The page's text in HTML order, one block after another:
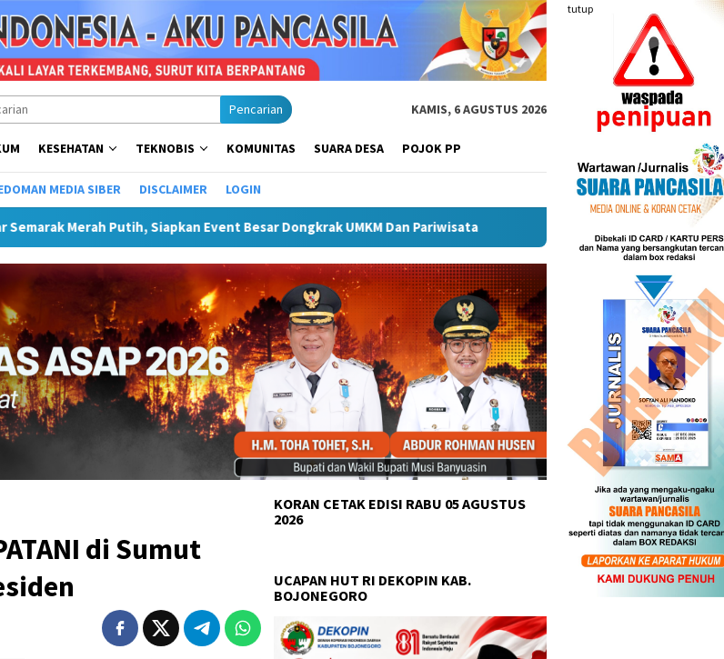
tutup
Pencarian KAMIS, 6 AGUSTUS 2026
KESEHATAN TEKNOBIS KOMUNITAS SUARA DESA POJOK PP
MEDIA SIBER DISCLAIMER LOGIN
Event Besar Dongkrak UMKM Dan Pariwisata Plt Bupati Hendri Dukung Percepatan Penyaluran DAK
di Sumut
KORAN CETAK EDISI RABU 05 AGUSTUS
2026
UCAPAN HUT RI DEKOPIN KAB.
BOJONEGORO